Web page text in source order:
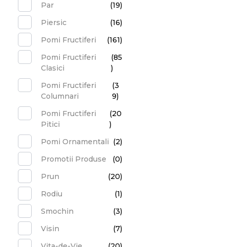
Par
(19)
Piersic
(16)
Pomi Fructiferi
(161)
Pomi Fructiferi
Clasici
(85
)
Pomi Fructiferi
Columnari
(3
9)
Pomi Fructiferi
Pitici
(20
)
Pomi Ornamentali (2)
Promotii Produse
(0)
Prun
(20)
Rodiu
(1)
Smochin
(3)
Visin
(7)